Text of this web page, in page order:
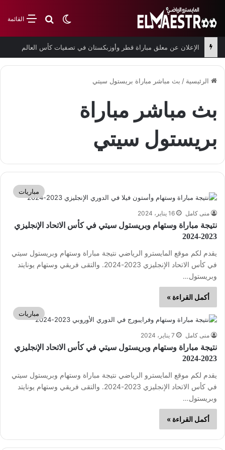
القائمةبحث عن
الوضع المظلم
الإعلان عن معلق مباراة قطر وأوزبكستان في تصفيات كأس العالم
الرئيسية / بث مباشر مباراة بريستول سيتي
بث مباشر مباراة
بريستول سيتي
مباريات
منى كامل 16 يناير، 2024
نتيجة مباراة وستهام وبريستول سيتي في كأس الاتحاد الإنجليزي
2023-2024
يقدم لكم موقع المايسترو الرياضي نتيجة مباراة وستهام وبريستول سيتي
في كأس الاتحاد الإنجليزي 2023-2024. والتقى فريقي وستهام يونايتد
وبريستول…
أكمل القراءة »
مباريات
منى كامل 7 يناير، 2024
نتيجة مباراة وستهام وبريستول سيتي في كأس الاتحاد الإنجليزي
2023-2024
يقدم لكم موقع المايسترو الرياضي نتيجة مباراة وستهام وبريستول سيتي
في كأس الاتحاد الإنجليزي 2023-2024. والتقى فريقي وستهام يونايتد
وبريستول…
أكمل القراءة »